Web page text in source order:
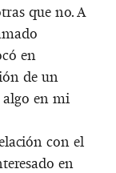
que no. A
en
de un
en mi
con el
en